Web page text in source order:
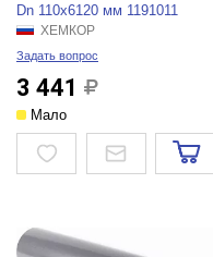
Dn 110x6120 мм 1191011
ХЕМКОР
Задать вопрос
3 441
Мало